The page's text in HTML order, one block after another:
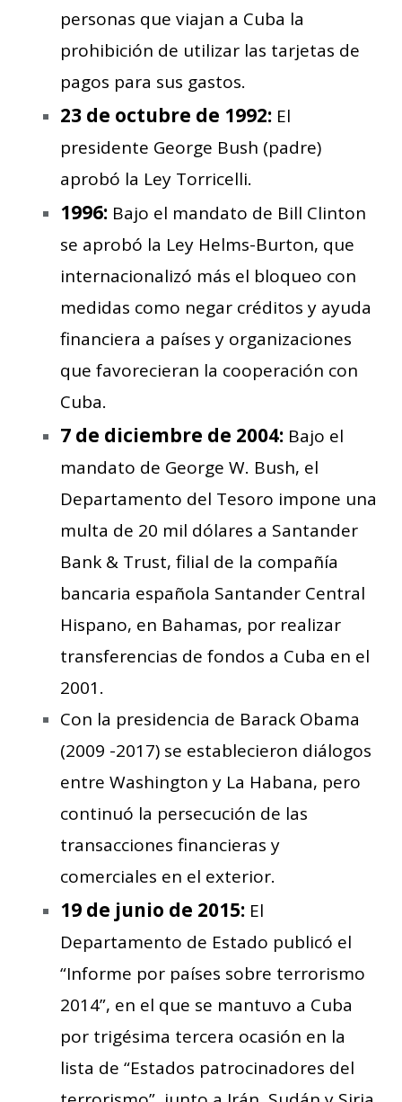
personas que viajan a Cuba la
prohibición de utilizar las tarjetas de
pagos para sus gastos.
23 de octubre de 1992: El
presidente George Bush (padre)
aprobó la Ley Torricelli.
1996: Bajo el mandato de Bill Clinton
se aprobó la Ley Helms-Burton, que
internacionalizó más el bloqueo con
medidas como negar créditos y ayuda
financiera a países y organizaciones
que favorecieran la cooperación con
Cuba.
7 de diciembre de 2004: Bajo el
mandato de George W. Bush, el
Departamento del Tesoro impone una
multa de 20 mil dólares a Santander
Bank & Trust, filial de la compañía
bancaria española Santander Central
Hispano, en Bahamas, por realizar
transferencias de fondos a Cuba en el
2001.
Con la presidencia de Barack Obama
(2009 -2017) se establecieron diálogos
entre Washington y La Habana, pero
continuó la persecución de las
transacciones financieras y
comerciales en el exterior.
19 de junio de 2015: El
Departamento de Estado publicó el
“Informe por países sobre terrorismo
2014”, en el que se mantuvo a Cuba
por trigésima tercera ocasión en la
lista de “Estados patrocinadores del